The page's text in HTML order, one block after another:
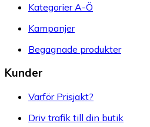
Kategorier A-Ö
Kampanjer
Begagnade produkter
Kunder
Varför Prisjakt?
Driv trafik till din butik